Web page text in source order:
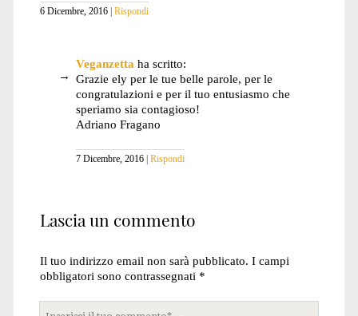
6 Dicembre, 2016 Rispondi
Veganzetta ha scritto:
Grazie ely per le tue belle parole, per le
congratulazioni e per il tuo entusiasmo che
speriamo sia contagioso!
Adriano Fragano
7 Dicembre, 2016 Rispondi
Lascia un commento
Il tuo indirizzo email non sarà pubblicato. I campi
obbligatori sono contrassegnati *